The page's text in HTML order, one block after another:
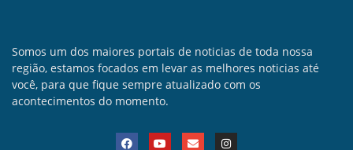
Somos um dos maiores portais de noticias de toda nossa
região, estamos focados em levar as melhores noticias até
você, para que fique sempre atualizado com os
acontecimentos do momento.